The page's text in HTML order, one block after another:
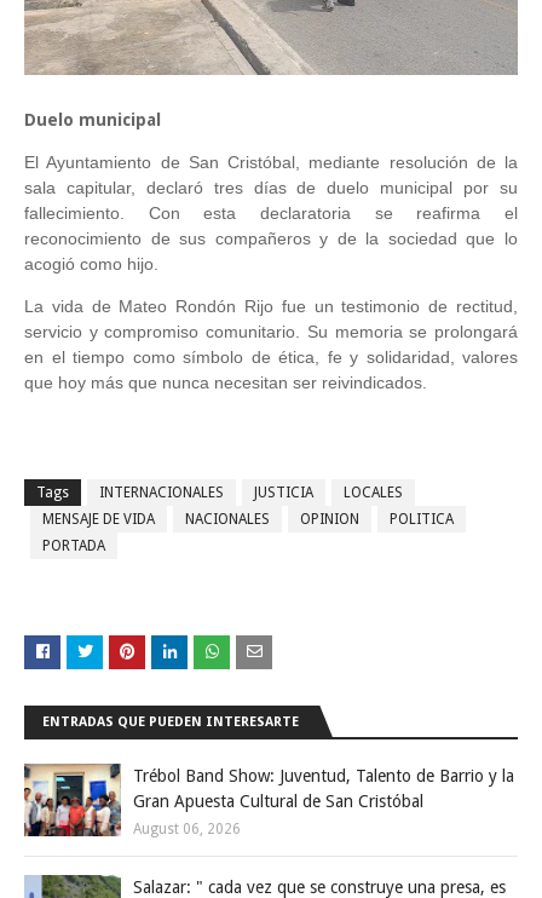
Duelo municipal
El Ayuntamiento de San Cristóbal, mediante resolución de la
sala capitular, declaró tres días de duelo municipal por su
fallecimiento. Con esta declaratoria se reafirma el
reconocimiento de sus compañeros y de la sociedad que lo
acogió como hijo.
La vida de Mateo Rondón Rijo fue un testimonio de rectitud,
servicio y compromiso comunitario. Su memoria se prolongará
en el tiempo como símbolo de ética, fe y solidaridad, valores
que hoy más que nunca necesitan ser reivindicados.
Tags INTERNACIONALES JUSTICIA
LOCALES
MENSAJE DE VIDA
NACIONALES OPINION
POLITICA
PORTADA
ENTRADAS QUE PUEDEN INTERESARTE
Trébol Band Show: Juventud, Talento de Barrio y la
Gran Apuesta Cultural de San Cristóbal
August 06, 2026
Salazar: " cada vez que se construye una presa, es